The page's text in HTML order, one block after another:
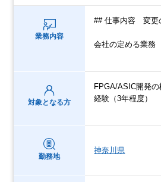
業務内容
## 仕事内容 変更
会社の定める業務
対象となる方
FPGA/ASIC開発
経験（3年程度）
勤務地
神奈川県